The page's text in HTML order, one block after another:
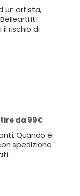
un artista,
rischio di
da 99€
Quando è
spedizione